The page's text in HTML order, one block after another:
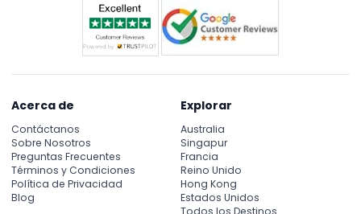
Acerca de
Contáctanos
Sobre Nosotros
Preguntas Frecuentes
Términos y Condiciones
Política de Privacidad
Blog
Explorar
Australia
Singapur
Francia
Reino Unido
Hong Kong
Estados Unidos